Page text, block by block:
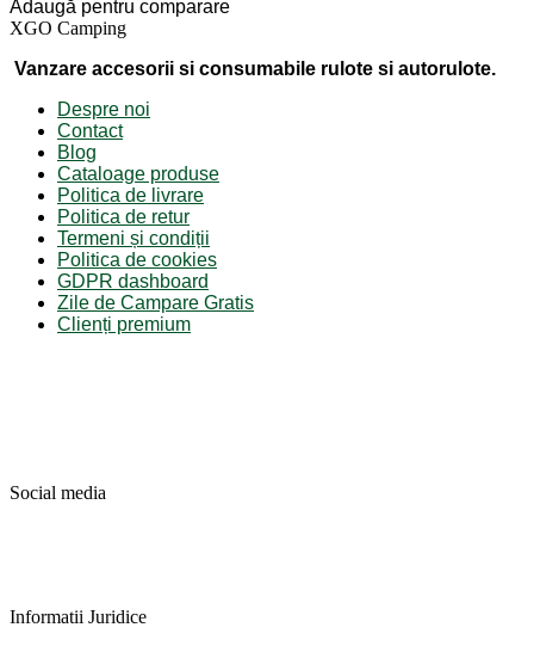
Adaugă pentru comparare
XGO Camping
Vanzare accesorii si consumabile rulote si autorulote.
Despre noi
Contact
Blog
Cataloage produse
Politica de livrare
Politica de retur
Termeni și condiții
Politica de cookies
GDPR dashboard
Zile de Campare Gratis
Clienți premium
Social media
Informatii Juridice